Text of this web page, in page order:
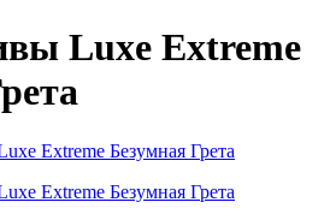
Luxe Extreme